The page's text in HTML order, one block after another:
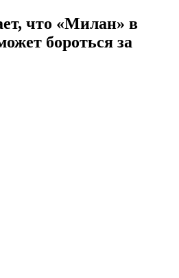
что «Милан» в
бороться за